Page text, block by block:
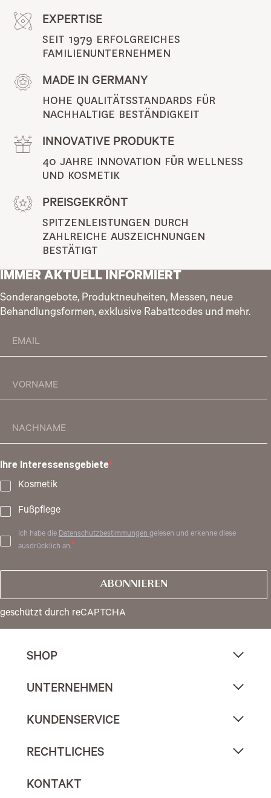
EXPERTISE
SEIT 1979 ERFOLGREICHES
FAMILIENUNTERNEHMEN
MADE IN GERMANY
HOHE QUALITÄTSSTANDARDS FÜR
NACHHALTIGE BESTÄNDIGKEIT
INNOVATIVE PRODUKTE
40 JAHRE INNOVATION FÜR WELLNESS
UND KOSMETIK
PREISGEKRÖNT
SPITZENLEISTUNGEN DURCH
ZAHLREICHE AUSZEICHNUNGEN
BESTÄTIGT
IMMER AKTUELL INFORMIERT
Sonderangebote, Produktneuheiten, Messen, neue
Behandlungsformen, exklusive Rabattcodes und mehr.
Ihre Interessensgebiete
Kosmetik
Fußpflege
Ich habe die Datenschutzbestimmungengelesen und erkenne diese
ausdrücklich an.
ABONNIEREN
geschützt durch reCAPTCHA
SHOP
UNTERNEHMEN
KUNDENSERVICE
RECHTLICHES
KONTAKT